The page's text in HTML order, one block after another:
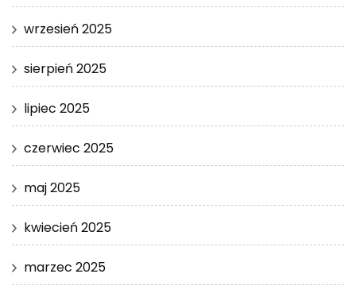
wrzesień 2025
sierpień 2025
lipiec 2025
czerwiec 2025
maj 2025
kwiecień 2025
marzec 2025